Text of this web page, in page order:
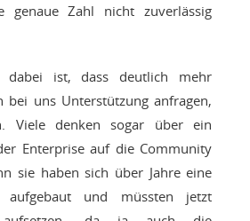
genaue Zahl nicht zuverlässig
dabei ist, dass deutlich mehr
bei uns Unterstützung anfragen,
Viele denken sogar über ein
Enterprise auf die Community
sie haben sich über Jahre eine
aufgebaut und müssten jetzt